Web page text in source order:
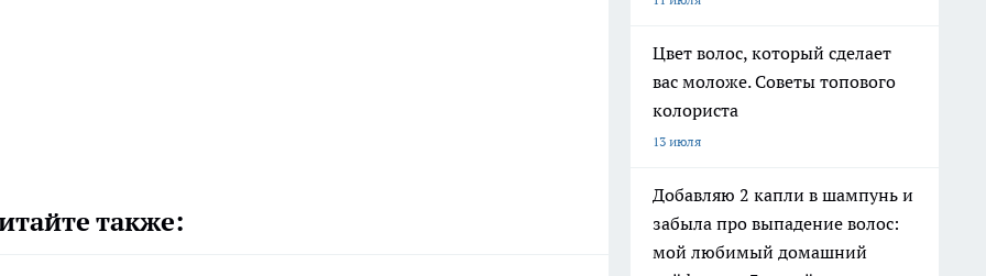
также:
Цвет волос, который сделает
вас моложе. Советы топового
колориста
13 июля
Добавляю 2 капли в шампунь и
забыла про выпадение волос:
мой любимый домашний